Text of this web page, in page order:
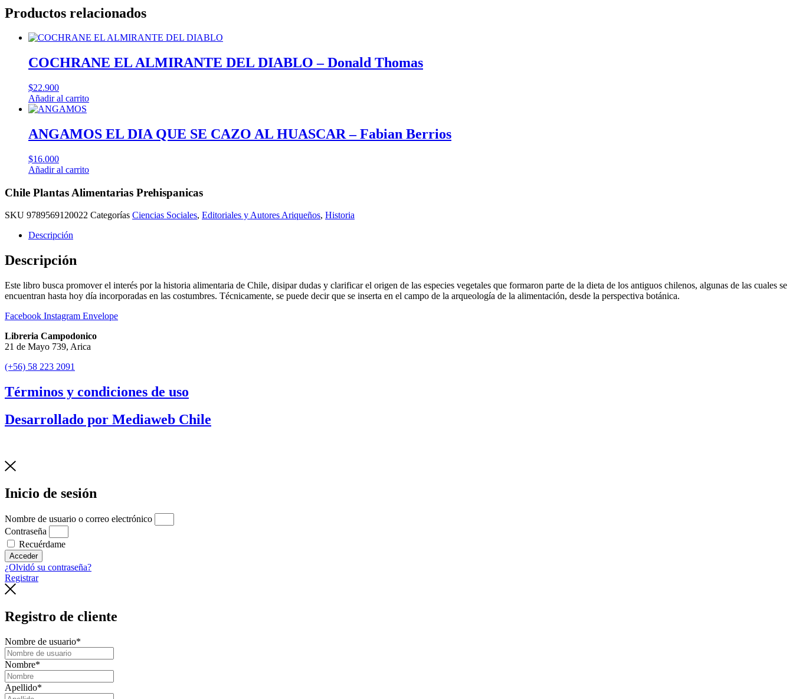
cantidad
Productos relacionados
COCHRANE EL ALMIRANTE DEL DIABLO – Donald Thomas
$22.900
Añadir al carrito
ANGAMOS EL DIA QUE SE CAZO AL HUASCAR – Fabian Berrios
$16.000
Añadir al carrito
Chile Plantas Alimentarias Prehispanicas
SKU 9789569120022 Categorías Ciencias Sociales, Editoriales y Autores Ariqueños, Historia
Descripción
Descripción
Este libro busca promover el interés por la historia alimentaria de Chile, disipar dudas y clarificar el origen de las especies vegetales que formaron parte de la dieta de los antiguos chilenos, algunas de las cuales se
encuentran hasta hoy día incorporadas en las costumbres. Técnicamente, se puede decir que se inserta en el campo de la arqueología de la alimentación, desde la perspectiva botánica.
Facebook Instagram Envelope
Libreria Campodonico
21 de Mayo 739, Arica
(+56) 58 223 2091
Términos y condiciones de uso
Desarrollado por Mediaweb Chile
Inicio de sesión
Nombre de usuario o correo electrónico
Contraseña
Recuérdame
Acceder
¿Olvidó su contraseña?
Registrar
Registro de cliente
Nombre de usuario*
Nombre*
Apellido*